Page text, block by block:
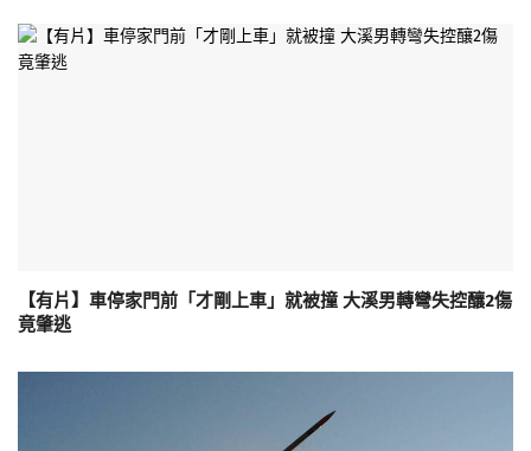
【有片】車停家門前「才剛上車」就被撞 大溪男轉彎失控釀2傷
竟肇逃